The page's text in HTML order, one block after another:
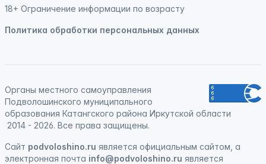
18+ Ограничение информации по возрасту
Политика обработки персональных данных
Органы местного самоуправления
Подволошинского муниципального
образования Катангского района Иркутской области
2014 - 2026. Все права защищены.
Сайт podvoloshino.ru является официальным сайтом, а
электронная почта info@podvoloshino.ru является